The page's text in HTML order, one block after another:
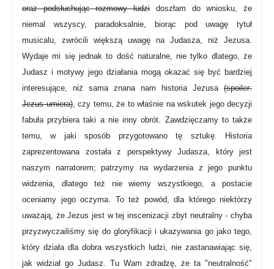
oraz podsłuchując rozmowy ludzidoszłam do wniosku, że
niemal wszyscy, paradoksalnie, biorąc pod uwagę tytuł
musicalu, zwrócili większą uwagę na Judasza, niż Jezusa.
Wydaje mi się jednak to dość naturalne, nie tylko dlatego, że
Judasz i motywy jego działania mogą okazać się być bardziej
interesujące, niż sama znana nam historia Jezusa (spoiler:
Jezus umiera), czy temu, że to właśnie na wskutek jego decyzji
fabuła przybiera taki a nie inny obrót. Zawdzięczamy to także
temu, w jaki sposób przygotowano tę sztukę. Historia
zaprezentowana została z perspektywy Judasza, który jest
naszym narratorem; patrzymy na wydarzenia z jego punktu
widzenia, dlatego też nie wiemy wszystkiego, a postacie
oceniamy jego oczyma. To też powód, dla którego niektórzy
uważają, że Jezus jest w tej inscenizacji zbyt neutralny - chyba
przyzwyczailiśmy się do gloryfikacji i ukazywania go jako tego,
który działa dla dobra wszystkich ludzi, nie zastanawiając się,
jak widział go Judasz. Tu Wam zdradzę, że ta "neutralność"